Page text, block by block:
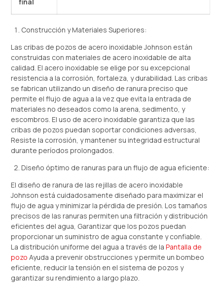
Construcción y Materiales Superiores:
Las cribas de pozos de acero inoxidable Johnson están
construidas con materiales de acero inoxidable de alta
calidad. El acero inoxidable se elige por su excepcional
resistencia a la corrosión, fortaleza, y durabilidad. Las cribas
se fabrican utilizando un diseño de ranura preciso que
permite el flujo de agua a la vez que evita la entrada de
materiales no deseados como la arena, sedimento, y
escombros. El uso de acero inoxidable garantiza que las
cribas de pozos puedan soportar condiciones adversas,
Resiste la corrosión, y mantener su integridad estructural
durante períodos prolongados.
Diseño óptimo de ranuras para un flujo de agua eficiente:
El diseño de ranura de las rejillas de acero inoxidable
Johnson está cuidadosamente diseñado para maximizar el
flujo de agua y minimizar la pérdida de presión. Los tamaños
precisos de las ranuras permiten una filtración y distribución
eficientes del agua, Garantizar que los pozos puedan
proporcionar un suministro de agua constante y confiable.
La distribución uniforme del agua a través de laPantalla de
pozo Ayuda a prevenir obstrucciones y permite un bombeo
eficiente, reducir la tensión en el sistema de pozos y
garantizar su rendimiento a largo plazo.